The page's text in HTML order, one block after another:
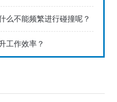
么不能频繁进行碰撞呢？
工作效率？